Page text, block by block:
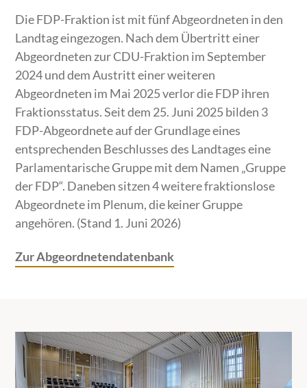
Die FDP-Fraktion ist mit fünf Abgeordneten in den
Landtag eingezogen. Nach dem Übertritt einer
Abgeordneten zur CDU-Fraktion im September
2024 und dem Austritt einer weiteren
Abgeordneten im Mai 2025 verlor die FDP ihren
Fraktionsstatus. Seit dem 25. Juni 2025 bilden 3
FDP-Abgeordnete auf der Grundlage eines
entsprechenden Beschlusses des Landtages eine
Parlamentarische Gruppe mit dem Namen „Gruppe
der FDP“. Daneben sitzen 4 weitere fraktionslose
Abgeordnete im Plenum, die keiner Gruppe
angehören. (Stand 1. Juni 2026)
Zur Abgeordnetendatenbank